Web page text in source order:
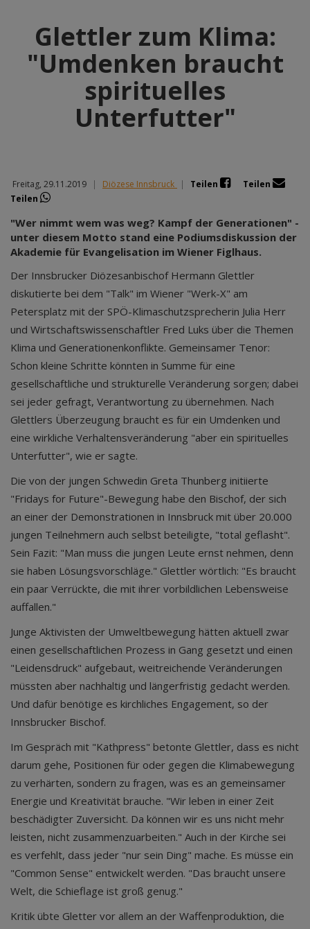
Glettler zum Klima:
"Umdenken braucht
spirituelles
Unterfutter"
Freitag, 29.11.2019 | Diözese Innsbruck | Teilen
Teilen
Teilen
"Wer nimmt wem was weg? Kampf der Generationen" -
unter diesem Motto stand eine Podiumsdiskussion der
Akademie für Evangelisation im Wiener Figlhaus.
Der Innsbrucker Diözesanbischof Hermann Glettler
diskutierte bei dem "Talk" im Wiener "Werk-X" am
Petersplatz mit der SPÖ-Klimaschutzsprecherin Julia Herr
und Wirtschaftswissenschaftler Fred Luks über die Themen
Klima und Generationenkonflikte. Gemeinsamer Tenor:
Schon kleine Schritte könnten in Summe für eine
gesellschaftliche und strukturelle Veränderung sorgen; dabei
sei jeder gefragt, Verantwortung zu übernehmen. Nach
Glettlers Überzeugung braucht es für ein Umdenken und
eine wirkliche Verhaltensveränderung "aber ein spirituelles
Unterfutter", wie er sagte.
Die von der jungen Schwedin Greta Thunberg initiierte
"Fridays for Future"-Bewegung habe den Bischof, der sich
an einer der Demonstrationen in Innsbruck mit über 20.000
jungen Teilnehmern auch selbst beteiligte, "total geflasht".
Sein Fazit: "Man muss die jungen Leute ernst nehmen, denn
sie haben Lösungsvorschläge." Glettler wörtlich: "Es braucht
ein paar Verrückte, die mit ihrer vorbildlichen Lebensweise
auffallen."
Junge Aktivisten der Umweltbewegung hätten aktuell zwar
einen gesellschaftlichen Prozess in Gang gesetzt und einen
"Leidensdruck" aufgebaut, weitreichende Veränderungen
müssten aber nachhaltig und längerfristig gedacht werden.
Und dafür benötige es kirchliches Engagement, so der
Innsbrucker Bischof.
Im Gespräch mit "Kathpress" betonte Glettler, dass es nicht
darum gehe, Positionen für oder gegen die Klimabewegung
zu verhärten, sondern zu fragen, was es an gemeinsamer
Energie und Kreativität brauche. "Wir leben in einer Zeit
beschädigter Zuversicht. Da können wir es uns nicht mehr
leisten, nicht zusammenzuarbeiten." Auch in der Kirche sei
es verfehlt, dass jeder "nur sein Ding" mache. Es müsse ein
"Common Sense" entwickelt werden. "Das braucht unsere
Welt, die Schieflage ist groß genug."
Kritik übte Gletter vor allem an der Waffenproduktion, die